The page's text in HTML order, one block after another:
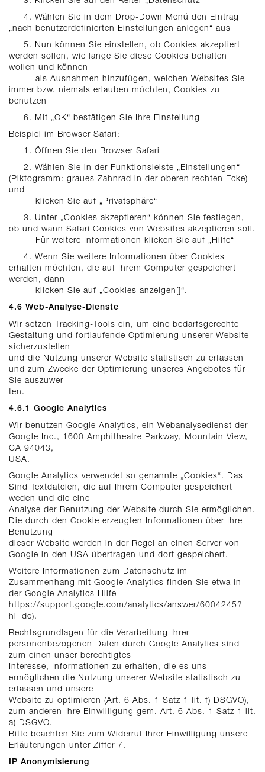
4. Wählen Sie in dem Drop-Down Menü den Eintrag
„nach benutzerdefinierten Einstellungen anlegen“ aus
5. Nun können Sie einstellen, ob Cookies akzeptiert
werden sollen, wie lange Sie diese Cookies behalten
wollen und können
als Ausnahmen hinzufügen, welchen Websites Sie
immer bzw. niemals erlauben möchten, Cookies zu
benutzen
6. Mit „OK“ bestätigen Sie Ihre Einstellung
Beispiel im Browser Safari:
1. Öffnen Sie den Browser Safari
2. Wählen Sie in der Funktionsleiste „Einstellungen“
(Piktogramm: graues Zahnrad in der oberen rechten Ecke)
und
klicken Sie auf „Privatsphäre“
3. Unter „Cookies akzeptieren“ können Sie festlegen,
ob und wann Safari Cookies von Websites akzeptieren soll.
Für weitere Informationen klicken Sie auf „Hilfe“
4. Wenn Sie weitere Informationen über Cookies
erhalten möchten, die auf Ihrem Computer gespeichert
werden, dann
klicken Sie auf „Cookies anzeigen[]“.
4.6 Web-Analyse-Dienste
Wir setzen Tracking-Tools ein, um eine bedarfsgerechte
Gestaltung und fortlaufende Optimierung unserer Website
sicherzustellen
und die Nutzung unserer Website statistisch zu erfassen
und zum Zwecke der Optimierung unseres Angebotes für
Sie auszuwer-
ten.
4.6.1 Google Analytics
Wir benutzen Google Analytics, ein Webanalysedienst der
Google Inc., 1600 Amphitheatre Parkway, Mountain View,
CA 94043,
USA.
Google Analytics verwendet so genannte „Cookies“. Das
Sind Textdateien, die auf Ihrem Computer gespeichert
weden und die eine
Analyse der Benutzung der Website durch Sie ermöglichen.
Die durch den Cookie erzeugten Informationen über Ihre
Benutzung
dieser Website werden in der Regel an einen Server von
Google in den USA übertragen und dort gespeichert.
Weitere Informationen zum Datenschutz im
Zusammenhang mit Google Analytics finden Sie etwa in
der Google Analytics Hilfe
https://support.google.com/analytics/answer/6004245?
hl=de).
Rechtsgrundlagen für die Verarbeitung Ihrer
personenbezogenen Daten durch Google Analytics sind
zum einen unser berechtigtes
Interesse, Informationen zu erhalten, die es uns
ermöglichen die Nutzung unserer Website statistisch zu
erfassen und unsere
Website zu optimieren (Art. 6 Abs. 1 Satz 1 lit. f) DSGVO),
zum anderen Ihre Einwilligung gem. Art. 6 Abs. 1 Satz 1 lit.
a) DSGVO.
Bitte beachten Sie zum Widerruf Ihrer Einwilligung unsere
Erläuterungen unter Ziffer 7.
IP Anonymisierung